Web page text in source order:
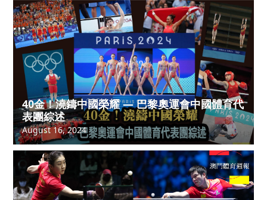
40金！澆鑄中國榮耀 — 巴黎奧運會中國體育代
表團綜述
August 16, 2024